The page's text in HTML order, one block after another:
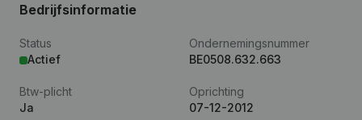
Bedrijfsinformatie
Status
Actief
Ondernemingsnummer
BE0508.632.663
Btw-plicht
Ja
Oprichting
07-12-2012